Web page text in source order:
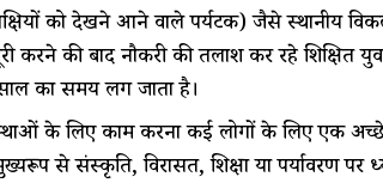
को देखने आने वाले पर्यटक) जैसे स्थानीय
करने की बाद नौकरी की तलाश कर रहे शिक्षित
का समय लग जाता है।
के लिए काम करना कई लोगों के लिए एक
से संस्कृति, विरासत, शिक्षा या पर्यावरण पर